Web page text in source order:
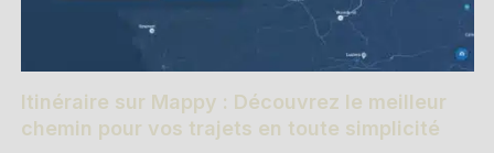
Itinéraire sur Mappy : Découvrez le meilleur
chemin pour vos trajets en toute simplicité